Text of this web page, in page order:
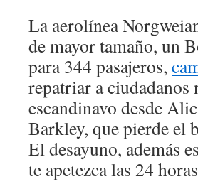
La aerolínea
de mayor tamaño, un
para 344 pasajeros,
repatriar a ciudadanos
escandinavo desde
Barkley, que pierde el
El desayuno, además
te apetezca las 24